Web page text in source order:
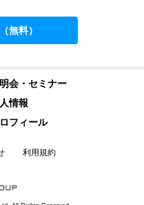
無料）
会・セミナー
情報
フィール
利用規約